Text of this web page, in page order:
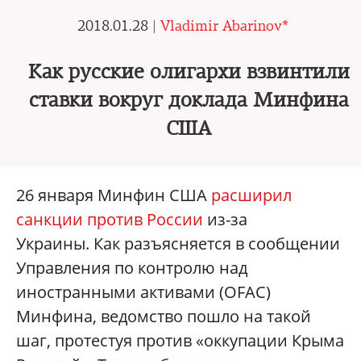
2018.01.28 | Vladimir Abarinov*
Как русские олигархи взвинтили
ставки вокруг доклада Минфина
США
26 января Минфин США расширил
санкции против России из-за
Украины. Как разъясняется в сообщении
Управления по контролю над
иностранными активами (OFAC)
Минфина, ведомство пошло на такой
шаг, протестуя против «оккупации Крыма